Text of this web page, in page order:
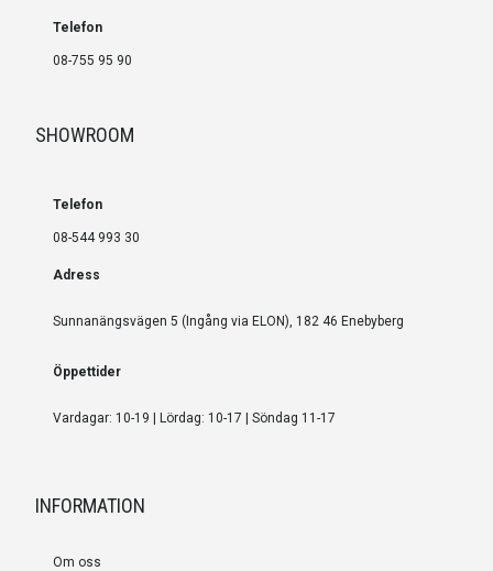
Telefon
08-755 95 90
SHOWROOM
Telefon
08-544 993 30
Adress
Sunnanängsvägen 5 (Ingång via ELON), 182 46 Enebyberg
Öppettider
Vardagar: 10-19 | Lördag: 10-17 | Söndag 11-17
INFORMATION
Om oss